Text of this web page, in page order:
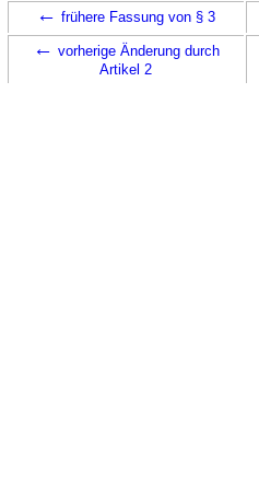
← frühere Fassung von § 3
← vorherige Änderung durch
Artikel 2